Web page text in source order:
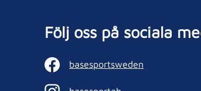
Följ oss på sociala
basesportsweden